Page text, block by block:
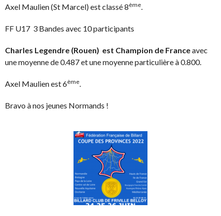
Axel Maulien (St Marcel) est classé 8ème.
FF U17 3 Bandes avec 10 participants
Charles Legendre (Rouen) est Champion de Franceavec
une moyenne de 0.487 et une moyenne particulière à 0.800.
Axel Maulien est 6ème.
Bravo à nos jeunes Normands !